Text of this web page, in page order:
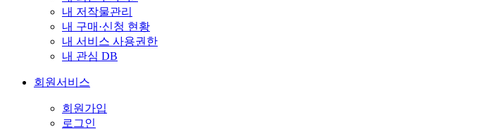
내 저작물관리
내 구매·신청 현황
내 서비스 사용권한
내 관심 DB
회원서비스
회원가입
로그인